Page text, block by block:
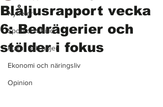
Nyheter
Sport och fritid
Kultur och nöjen
Ekonomi och näringsliv
Opinion
Blåljusrapport vecka
6: Bedrägerier och
stölder i fokus